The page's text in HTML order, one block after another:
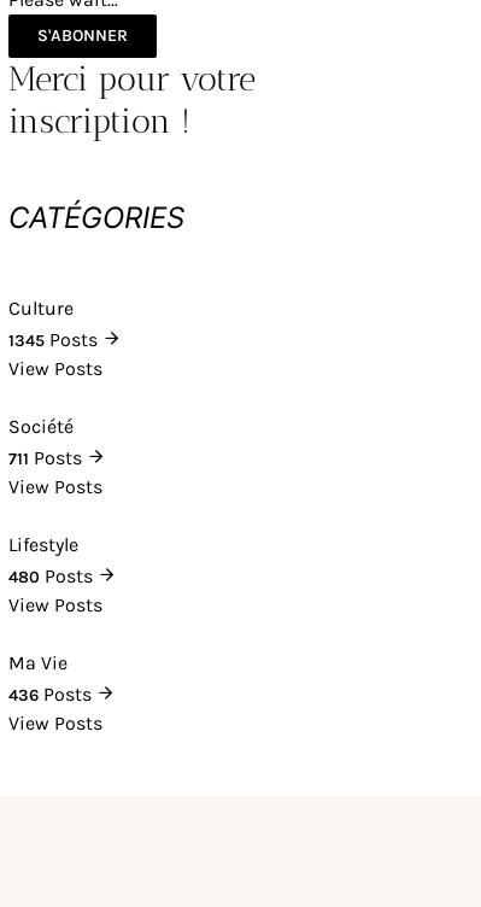
S'ABONNER
Merci pour votre
inscription !
CATÉGORIES
Culture
1345 Posts
View Posts
Société
711 Posts
View Posts
Lifestyle
480 Posts
View Posts
Ma Vie
436 Posts
View Posts